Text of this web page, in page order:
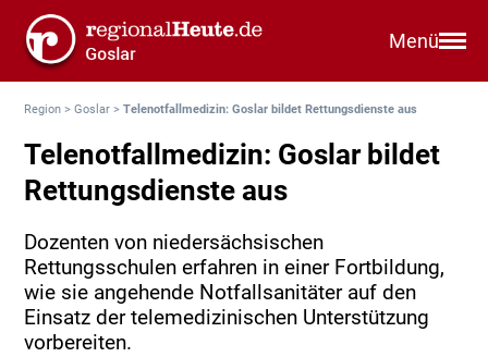
Menü
Region >Goslar >Telenotfallmedizin: Goslar bildet Rettungsdienste aus
Telenotfallmedizin: Goslar bildet
Rettungsdienste aus
Dozenten von niedersächsischen
Rettungsschulen erfahren in einer Fortbildung,
wie sie angehende Notfallsanitäter auf den
Einsatz der telemedizinischen Unterstützung
vorbereiten.